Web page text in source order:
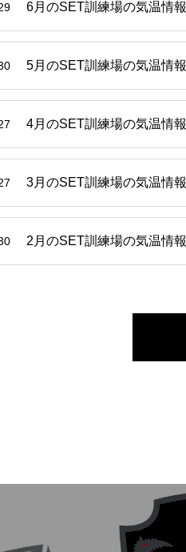
6月のSET訓練場の気温情報
5月のSET訓練場の気温情報
4月のSET訓練場の気温情報
3月のSET訓練場の気温情報
2月のSET訓練場の気温情報